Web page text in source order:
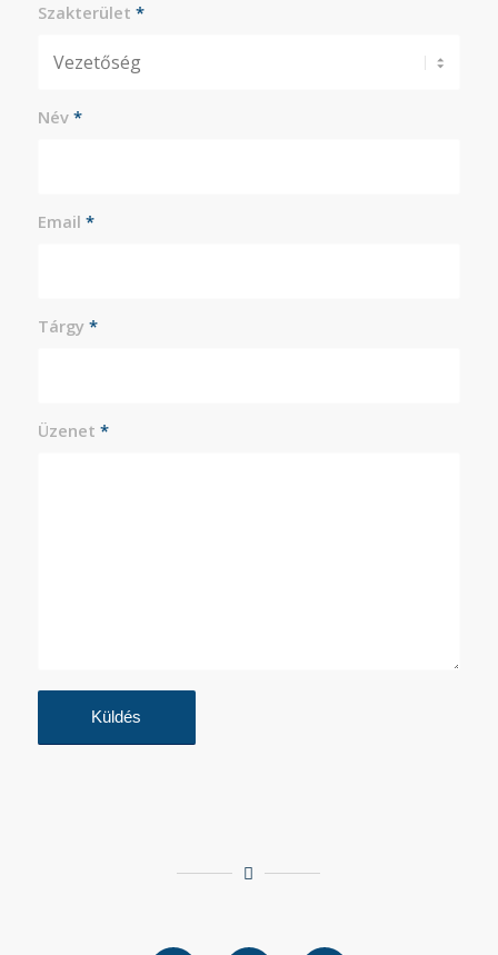
Szakterület *
Név *
Email *
Tárgy *
Üzenet *